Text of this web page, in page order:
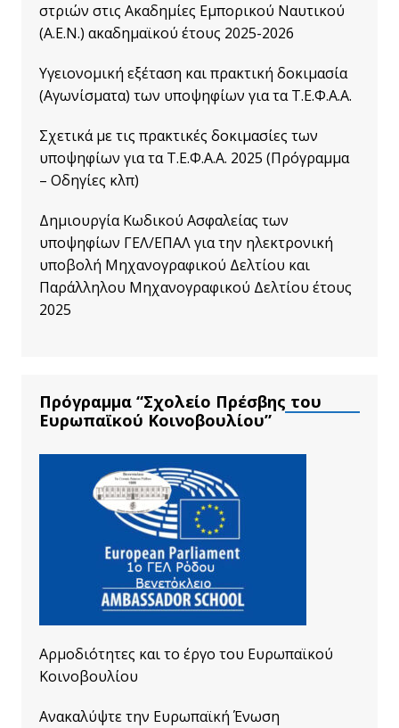
στριών στις Ακαδημίες Εμπορικού Ναυτικού
(Α.Ε.Ν.) ακαδημαϊκού έτους 2025-2026
Υγειονομική εξέταση και πρακτική δοκιμασία
(Αγωνίσματα) των υποψηφίων για τα Τ.Ε.Φ.Α.Α.
Σχετικά με τις πρακτικές δοκιμασίες των
υποψηφίων για τα Τ.Ε.Φ.Α.Α. 2025 (Πρόγραμμα
– Οδηγίες κλπ)
Δημιουργία Κωδικού Ασφαλείας των
υποψηφίων ΓΕΛ/ΕΠΑΛ για την ηλεκτρονική
υποβολή Μηχανογραφικού Δελτίου και
Παράλληλου Μηχανογραφικού Δελτίου έτους
2025
Πρόγραμμα “Σχολείο Πρέσβης του
Ευρωπαϊκού Κοινοβουλίου”
Αρμοδιότητες και το έργο του Ευρωπαϊκού
Κοινοβουλίου
Ανακαλύψτε την Ευρωπαϊκή Ένωση